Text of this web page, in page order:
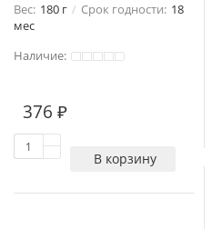
Вес: 180 г Срок годности: 18
мес
Наличие:
376 ₽
В корзину